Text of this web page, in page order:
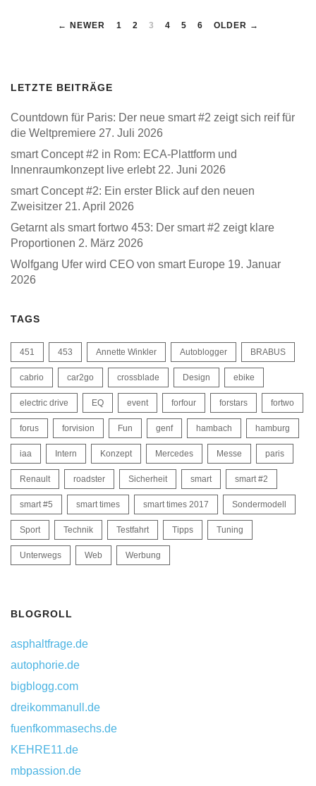
← NEWER 1 2 3 4 5 6 OLDER →
LETZTE BEITRÄGE
Countdown für Paris: Der neue smart #2 zeigt sich reif für
die Weltpremiere 27. Juli 2026
smart Concept #2 in Rom: ECA-Plattform und
Innenraumkonzept live erlebt 22. Juni 2026
smart Concept #2: Ein erster Blick auf den neuen
Zweisitzer 21. April 2026
Getarnt als smart fortwo 453: Der smart #2 zeigt klare
Proportionen 2. März 2026
Wolfgang Ufer wird CEO von smart Europe 19. Januar
2026
TAGS
451 453 Annette Winkler Autoblogger BRABUS
cabrio car2go crossblade Design ebike
electric drive EQ event forfour forstars fortwo
forus forvision Fun genf hambach hamburg
iaa Intern Konzept Mercedes Messe paris
Renault roadster Sicherheit smart smart #2
smart #5 smart times smart times 2017 Sondermodell
Sport Technik Testfahrt Tipps Tuning
Unterwegs Web Werbung
BLOGROLL
asphaltfrage.de
autophorie.de
bigblogg.com
dreikommanull.de
fuenfkommasechs.de
KEHRE11.de
mbpassion.de